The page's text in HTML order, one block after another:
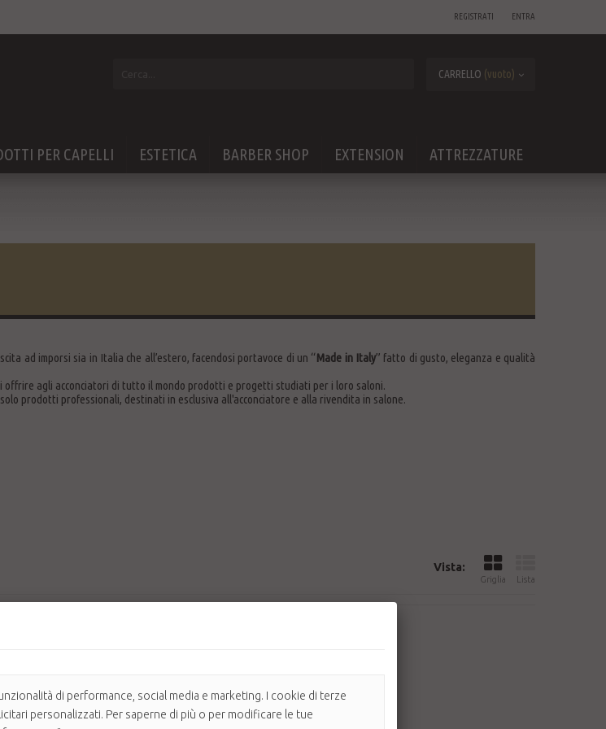
ENTRA
REGISTRATI
CARRELLO (vuoto)
ATTREZZATURE
EXTENSION
BARBER SHOP
ESTETICA
PER CAPELLI
ad imporsi sia in Italia che all’estero, facendosi portavoce di un “Made in Italy” fatto di gusto, eleganza e qualità
offrire agli acconciatori di tutto il mondo prodotti e progetti studiati per i loro saloni.
prodotti professionali, destinati in esclusiva all'acconciatore e alla rivendita in salone.
Vista:
Griglia Lista
di performance, social media e marketing. I cookie di terze
personalizzati. Per saperne di più o per modificare le tue